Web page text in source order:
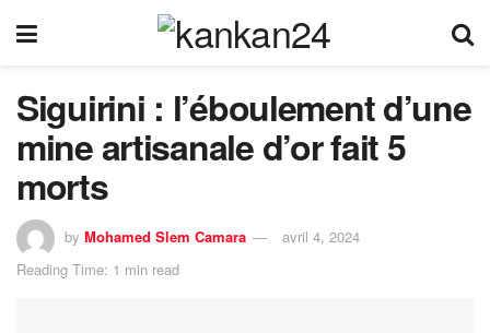
Siguirini : l’éboulement d’une
mine artisanale d’or fait 5
morts
by Mohamed Slem Camara
avril 4, 2024
Reading Time: 1 min read